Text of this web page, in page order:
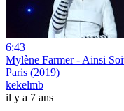
6:43
Mylène Farmer - Ainsi
Paris (2019)
kekelmb
il y a 7 ans